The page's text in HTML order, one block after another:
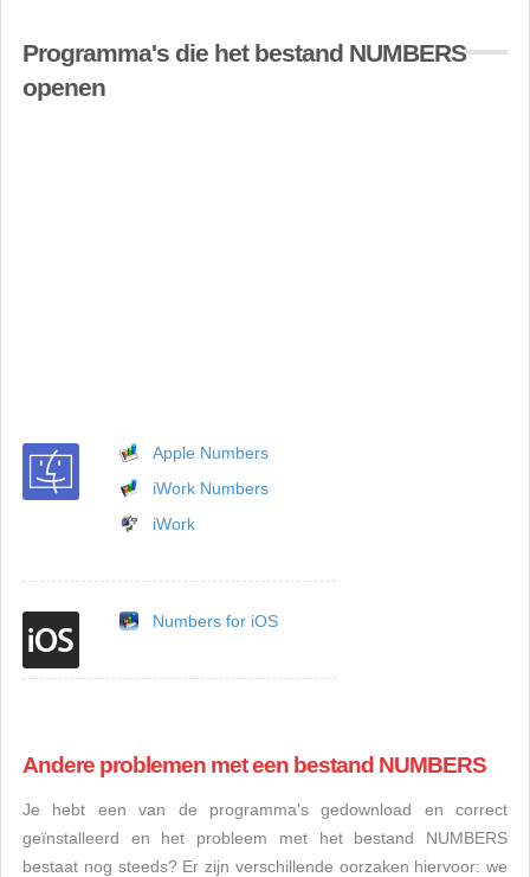
Programma's die het bestand NUMBERS
openen
Apple Numbers
iWork Numbers
iWork
Numbers for iOS
Andere problemen met een bestand NUMBERS
Je hebt een van de programma's gedownload en correct
geïnstalleerd en het probleem met het bestand NUMBERS
bestaat nog steeds? Er zijn verschillende oorzaken hiervoor: we